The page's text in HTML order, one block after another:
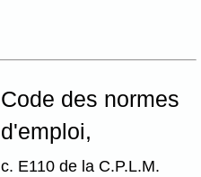
Code des normes
d'emploi,
c. E110 de la C.P.L.M.